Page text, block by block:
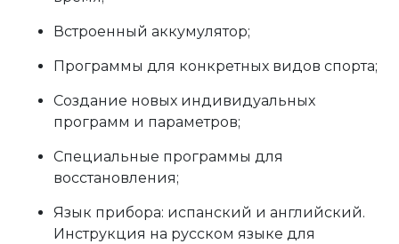
Встроенный аккумулятор;
Программы для конкретных видов спорта;
Создание новых индивидуальных
программ и параметров;
Специальные программы для
восстановления;
Язык прибора: испанский и английский.
Инструкция на русском языке для